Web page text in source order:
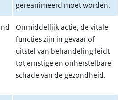
gereanimeerd moet worden.
Onmiddellijk actie, de vitale
functies zijn in gevaar of
uitstel van behandeling leidt
tot ernstige en onherstelbare
schade van de gezondheid.